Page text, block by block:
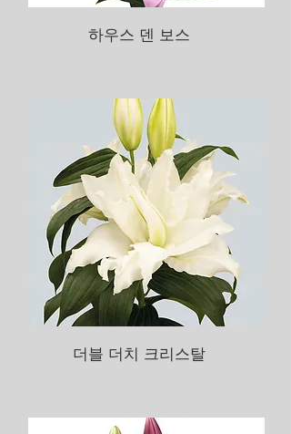
하우스 덴 보스
더블 더치 크리스탈